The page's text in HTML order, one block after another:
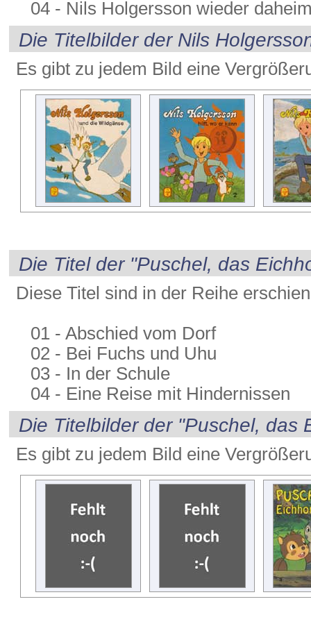
04 - Nils Holgersson wieder
Die Titelbilder der Nils
Es gibt zu jedem Bild eine
Die Titel der "Puschel, das
Diese Titel sind in der Reihe
01 - Abschied vom Dorf
02 - Bei Fuchs und Uhu
03 - In der Schule
04 - Eine Reise mit Hindernissen
Die Titelbilder der "Puschel,
Es gibt zu jedem Bild eine